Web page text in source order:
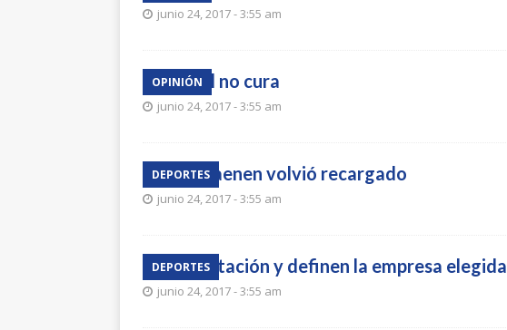
junio 24, 2017 - 3:55 am
OPINIÓN
La cárcel no cura
junio 24, 2017 - 3:55 am
DEPORTES
Matías Laenen volvió recargado
junio 24, 2017 - 3:55 am
DEPORTES
Cerró licitación y definen la empresa elegida
junio 24, 2017 - 3:55 am